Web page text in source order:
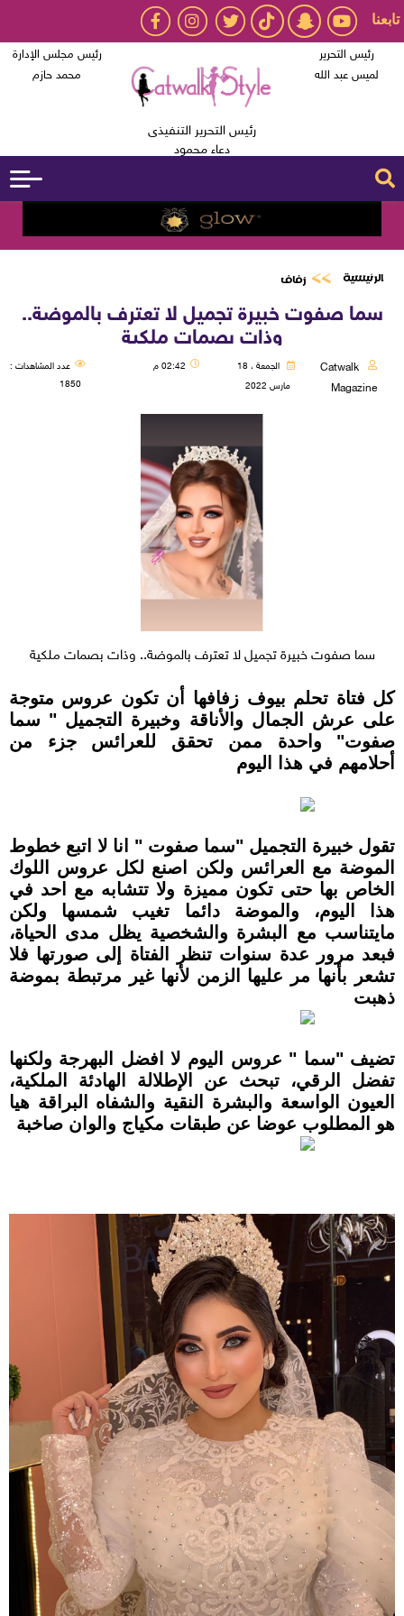
تابعنا
رئيس التحرير
لميس عبد الله
رئيس التحرير التنفيذى
دعاء محمود
رئيس مجلس الإدارة
محمد حازم
الرئيسية زفاف
سما صفوت خبيرة تجميل لا تعترف بالموضة..
وذات بصمات ملكية
Catwalk
Magazine
الجمعة ، 18
مارس 2022
02:42 م
عدد المشاهدات :
1850
سما صفوت خبيرة تجميل لا تعترف بالموضة.. وذات بصمات ملكية
كل فتاة تحلم بيوف زفافها أن تكون عروس متوجة
على عرش الجمال والأناقة وخبيرة التجميل " سما
صفوت" واحدة ممن تحقق للعرائس جزء من
أحلامهم في هذا اليوم
تقول خبيرة التجميل "سما صفوت " انا لا اتبع خطوط
الموضة مع العرائس ولكن اصنع لكل عروس اللوك
الخاص بها حتى تكون مميزة ولا تتشابه مع احد في
هذا اليوم، والموضة دائما تغيب شمسها ولكن
مايتناسب مع البشرة والشخصية يظل مدى الحياة،
فبعد مرور عدة سنوات تنظر الفتاة إلى صورتها فلا
تشعر بأنها مر عليها الزمن لأنها غير مرتبطة بموضة
ذهبت
تضيف "سما " عروس اليوم لا افضل البهرجة ولكنها
تفضل الرقي، تبحث عن الإطلالة الهادئة الملكية،
العيون الواسعة والبشرة النقية والشفاه البراقة هيا
هو المطلوب عوضا عن طبقات مكياج والوان صاخبة